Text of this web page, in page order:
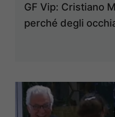
GF Vip: Cristiano
perché degli